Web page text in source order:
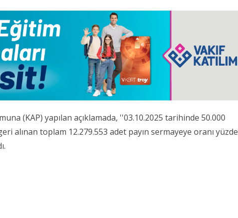
(KAP) yapılan açıklamada, ''03.10.2025 tarihinde 50.000
alınan toplam 12.279.553 adet payın sermayeye oranı yüzde